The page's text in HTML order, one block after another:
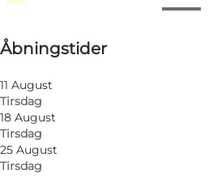
Åbningstider
11 August
Tirsdag
18 August
Tirsdag
25 August
Tirsdag
Venner, Min partner, Mig selv